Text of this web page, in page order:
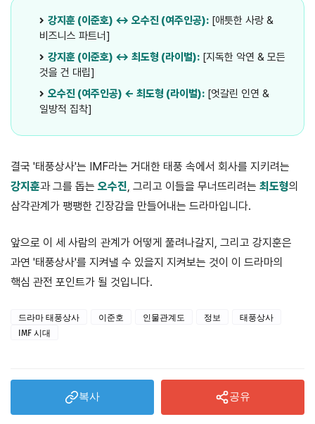
강지훈 (이준호) ↔ 오수진 (여주인공): [애틋한 사랑 &
비즈니스 파트너]
강지훈 (이준호) ↔ 최도형 (라이벌): [지독한 악연 & 모든
것을 건 대립]
오수진 (여주인공) ← 최도형 (라이벌): [엇갈린 인연 &
일방적 집착]
결국 '태풍상사'는 IMF라는 거대한 태풍 속에서 회사를 지키려는
강지훈과 그를 돕는 오수진, 그리고 이들을 무너뜨리려는 최도형의
삼각관계가 팽팽한 긴장감을 만들어내는 드라마입니다.
앞으로 이 세 사람의 관계가 어떻게 풀려나갈지, 그리고 강지훈은
과연 '태풍상사'를 지켜낼 수 있을지 지켜보는 것이 이 드라마의
핵심 관전 포인트가 될 것입니다.
드라마 태풍상사 이준호 인물관계도 정보
태풍상사
IMF 시대
복사 공유